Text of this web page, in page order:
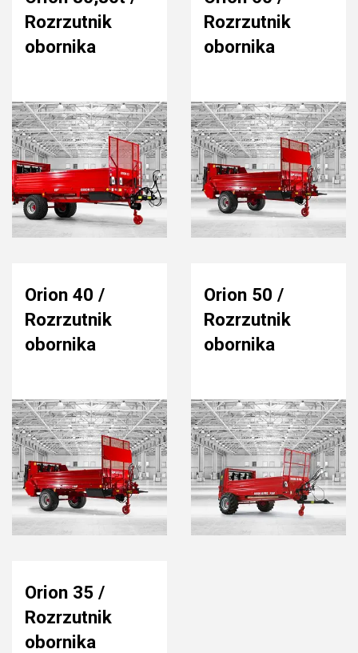
Rozrzutnik
obornika
Rozrzutnik
obornika
Orion 40 /
Rozrzutnik
obornika
Orion 50 /
Rozrzutnik
obornika
Orion 35 /
Rozrzutnik
obornika